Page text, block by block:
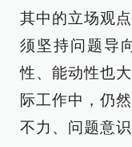
其中的立场观
须坚持问题导
性、能动性也
际工作中，仍
不力、问题意